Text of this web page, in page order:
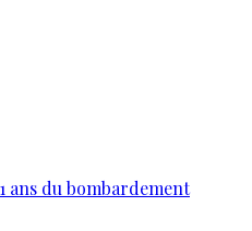
ans du bombardement